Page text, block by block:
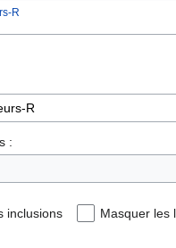
R
:
inclusions Masquer les